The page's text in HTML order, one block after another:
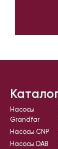
Насосы
Grandfar
Насосы CNP
Насосы DAB